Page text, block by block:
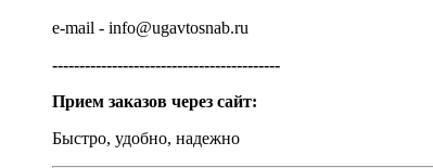
e-mail - info@ugavtosnab.ru
------------------------------------------
Прием заказов через сайт:
Быстро, удобно, надежно